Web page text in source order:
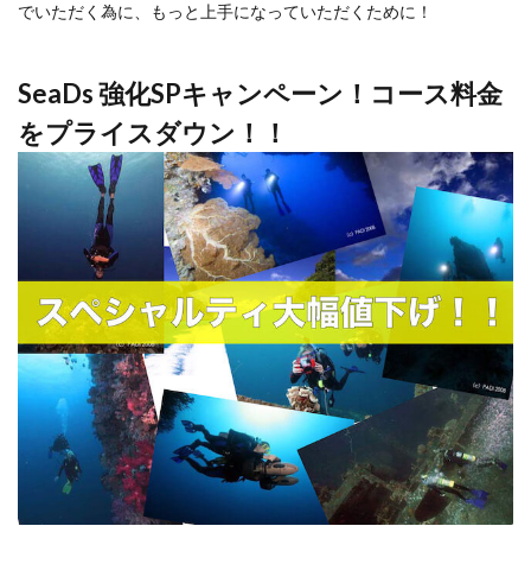
でいただく為に、もっと上手になっていただくために！
SeaDs 強化SPキャンペーン！コース料金
をプライスダウン！！